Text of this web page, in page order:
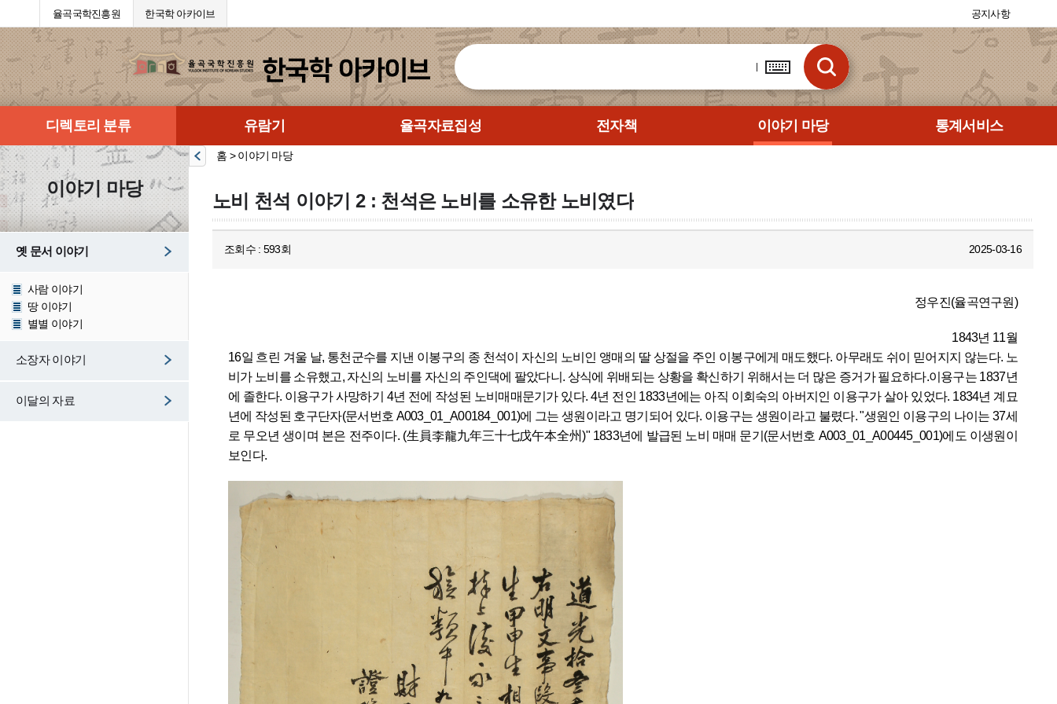
율곡국학진흥원 한국학 아카이브 공지사항
디렉토리 분류 유람기 율곡자료집성 전자책 이야기 마당 통계서비스
이야기 마당
옛 문서 이야기
사람 이야기
땅 이야기
별별 이야기
소장자 이야기
이달의 자료
홈 > 이야기 마당
노비 천석 이야기 2 : 천석은 노비를 소유한 노비였다
조회수 : 593회 2025-03-16
정우진(율곡연구원)
16일 흐린 겨울 날, 통천군수를 지낸 이봉구의 종 천석이 자신의 노비인 앵매의 딸 상절을 주인 이봉구에게 매도했다. 아무래도 쉬이 믿어지지 않는다. 노
비가 노비를 소유했고, 자신의 노비를 자신의 주인댁에 팔았다니. 상식에 위배되는 상황을 확신하기 위해서는 더 많은 증거가 필요하다.이용구는 1837년
에 졸한다. 이용구가 사망하기 4년 전에 작성된 노비매매문기가 있다. 4년 전인 1833년에는 아직 이회숙의 아버지인 이용구가 살아 있었다. 1834년 계묘
년에 작성된 호구단자(문서번호 A003_01_A00184_001)에 그는 생원이라고 명기되어 있다. 이용구는 생원이라고 불렸다. "생원인 이용구의 나이는 37세
로 무오년 생이며 본은 전주이다. (生員李龍九年三十七戊午本全州)" 1833년에 발급된 노비 매매 문기(문서번호 A003_01_A00445_001)에도 이생원이
보인다.